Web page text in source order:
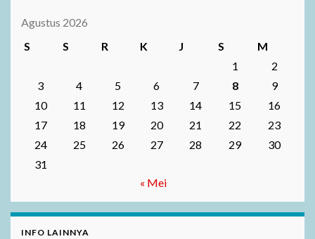
Agustus 2026
S
S R K J S
M
1
2
3
4 5 6 7 8
9
10
11 12 13 14 15
16
17
18 19 20 21 22
23
24
25 26 27 28 29
30
31
« Mei
INFO LAINNYA